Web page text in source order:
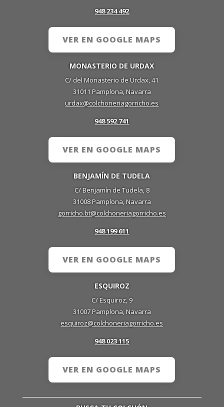
948 234 492
VER EN GOOGLE MAPS
MONASTERIO DE URDAX
C/ del Monasterio de Urdax, 41
31011 Pamplona, Navarra
urdax@colchoneriagorricho.es
948 592 741
VER EN GOOGLE MAPS
BENJAMÍN DE TUDELA
C/ Benjamín de Tudela, 8
31008 Pamplona, Navarra
gorricho.bt@colchoneriagorricho.es
948 199 611
VER EN GOOGLE MAPS
ESQUIROZ
C/ Esquiroz, 9
31007 Pamplona, Navarra
esquiroz@colchoneriagorricho.es
948 023 115
VER EN GOOGLE MAPS